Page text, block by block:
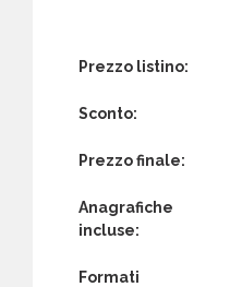
Prezzo listino:
Sconto:
Prezzo finale:
Anagrafiche
incluse:
Formati